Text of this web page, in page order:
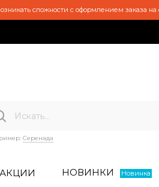
сложности с оформлением заказа на
Серенада
АКЦИИ НОВИНКИ Новинка